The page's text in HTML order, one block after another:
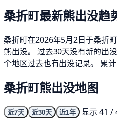
桑折町最新熊出没趋
桑折町在2026年5月2日于桑折
熊出没。 过去30天没有新的出
个地区过去也有出没记录。 累计
桑折町熊出没地图
近7天 近30天 近1年
显示 41 /